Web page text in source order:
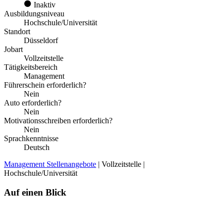
Inaktiv
Ausbildungsniveau
Hochschule/Universität
Standort
Düsseldorf
Jobart
Vollzeitstelle
Tätigkeitsbereich
Management
Führerschein erforderlich?
Nein
Auto erforderlich?
Nein
Motivationsschreiben erforderlich?
Nein
Sprachkenntnisse
Deutsch
Management Stellenangebote | Vollzeitstelle |
Hochschule/Universität
Auf einen Blick